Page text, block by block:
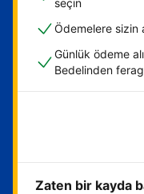
seçin
Ödemelere sizin
Günlük ödeme
Bedelinden
Zaten bir kayda